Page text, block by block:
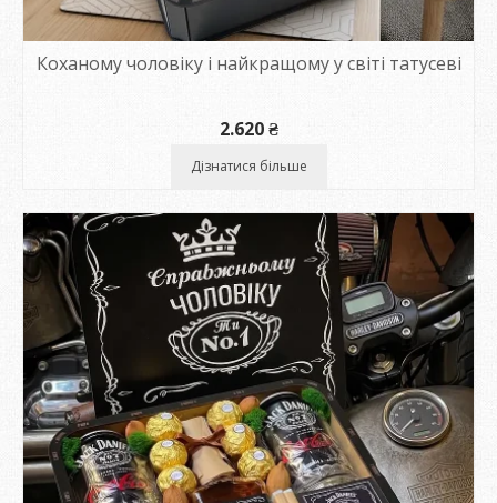
Коханому чоловіку і найкращому у світі татусеві
2.620₴
Дізнатися більше